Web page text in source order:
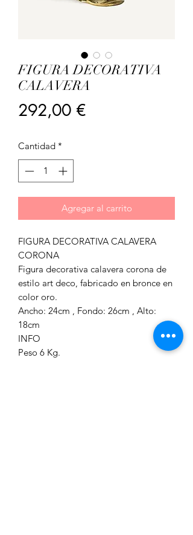
FIGURA DECORATIVA
CALAVERA
292,00 €Precio
Cantidad *
Agregar al carrito
FIGURA DECORATIVA CALAVERA
CORONA
Figura decorativa calavera corona de
estilo art deco, fabricado en bronce en
color oro.
Ancho: 24cm , Fondo: 26cm , Alto:
18cm
INFO
Peso 6 Kg.